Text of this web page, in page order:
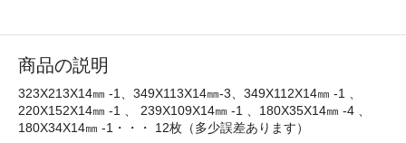
商品の説明
323X213X14㎜ -1、349X113X14㎜-3、349X112X14㎜ -1 、
220X152X14㎜ -1 、 239X109X14㎜ -1 、180X35X14㎜ -4 、
180X34X14㎜ -1・・・ 12枚（多少誤差あります）